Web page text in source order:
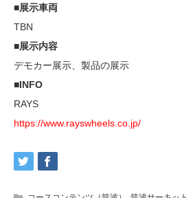
■展示車両
TBN
■展示内容
デモカー展示、製品の展示
■INFO
RAYS
https://www.rayswheels.co.jp/